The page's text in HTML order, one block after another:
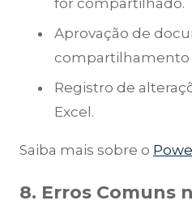
Aprovação de
compartilhamento
Registro de
Excel.
Saiba mais sobre o
8. Erros Comuns